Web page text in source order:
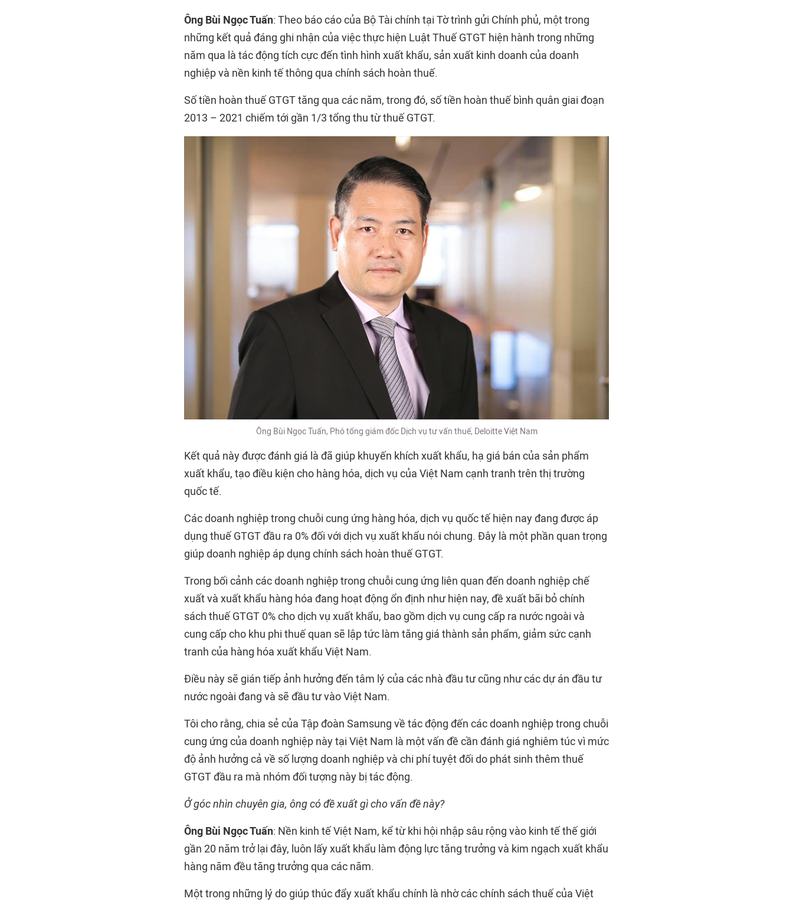
Ông Bùi Ngọc Tuấn: Theo báo cáo của Bộ Tài chính tại Tờ trình gửi Chính phủ, một trong
những kết quả đáng ghi nhận của việc thực hiện Luật Thuế GTGT hiện hành trong những
năm qua là tác động tích cực đến tình hình xuất khẩu, sản xuất kinh doanh của doanh
nghiệp và nền kinh tế thông qua chính sách hoàn thuế.
Số tiền hoàn thuế GTGT tăng qua các năm, trong đó, số tiền hoàn thuế bình quân giai đoạn
2013 – 2021 chiếm tới gần 1/3 tổng thu từ thuế GTGT.
Ông Bùi Ngọc Tuấn, Phó tổng giám đốc Dịch vụ tư vấn thuế, Deloitte Việt Nam
Kết quả này được đánh giá là đã giúp khuyến khích xuất khẩu, hạ giá bán của sản phẩm
xuất khẩu, tạo điều kiện cho hàng hóa, dịch vụ của Việt Nam cạnh tranh trên thị trường
quốc tế.
Các doanh nghiệp trong chuỗi cung ứng hàng hóa, dịch vụ quốc tế hiện nay đang được áp
dụng thuế GTGT đầu ra 0% đối với dịch vụ xuất khẩu nói chung. Đây là một phần quan trọng
giúp doanh nghiệp áp dụng chính sách hoàn thuế GTGT.
Trong bối cảnh các doanh nghiệp trong chuỗi cung ứng liên quan đến doanh nghiệp chế
xuất và xuất khẩu hàng hóa đang hoạt động ổn định như hiện nay, đề xuất bãi bỏ chính
sách thuế GTGT 0% cho dịch vụ xuất khẩu, bao gồm dịch vụ cung cấp ra nước ngoài và
cung cấp cho khu phi thuế quan sẽ lập tức làm tăng giá thành sản phẩm, giảm sức cạnh
tranh của hàng hóa xuất khẩu Việt Nam.
Điều này sẽ gián tiếp ảnh hưởng đến tâm lý của các nhà đầu tư cũng như các dự án đầu tư
nước ngoài đang và sẽ đầu tư vào Việt Nam.
Tôi cho rằng, chia sẻ của Tập đoàn Samsung về tác động đến các doanh nghiệp trong chuỗi
cung ứng của doanh nghiệp này tại Việt Nam là một vấn đề cần đánh giá nghiêm túc vì mức
độ ảnh hưởng cả về số lượng doanh nghiệp và chi phí tuyệt đối do phát sinh thêm thuế
GTGT đầu ra mà nhóm đối tượng này bị tác động.
Ở góc nhìn chuyên gia, ông có đề xuất gì cho vấn đề này?
Ông Bùi Ngọc Tuấn: Nền kinh tế Việt Nam, kể từ khi hội nhập sâu rộng vào kinh tế thế giới
gần 20 năm trở lại đây, luôn lấy xuất khẩu làm động lực tăng trưởng và kim ngạch xuất khẩu
hàng năm đều tăng trưởng qua các năm.
Một trong những lý do giúp thúc đẩy xuất khẩu chính là nhờ các chính sách thuế của Việt